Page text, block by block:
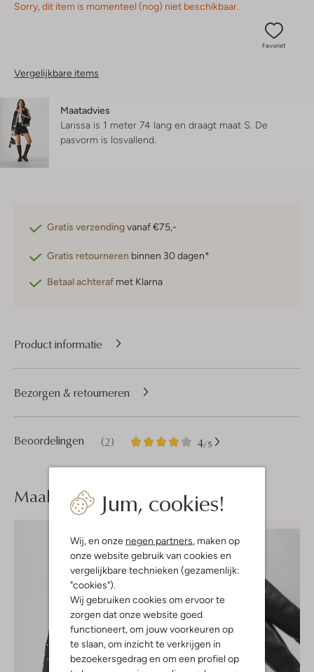
Jum, cookies!
Wij, en onze negen partners, maken op
onze website gebruik van cookies en
vergelijkbare technieken (gezamenlijk:
"cookies").
Wij gebruiken cookies om ervoor te
zorgen dat onze website goed
functioneert, om jouw voorkeuren op
te slaan, om inzicht te verkrijgen in
bezoekersgedrag en om een profiel op
Sorry, dit item is momenteel (nog) niet beschikbaar.
Favoriet
Vergelijkbare items
Maatadvies
Larissa is 1 meter 74 lang en draagt maat S. De
pasvorm is losvallend
Gratis verzendingvanaf €75,-
Gratis retourneren binnen 30 dagen*
Betaal achteraf met Klarna
Product informatie
Beoordelingen (2) 4/5
2
4
Bezorgen & retourneren
Maak jelook compleet